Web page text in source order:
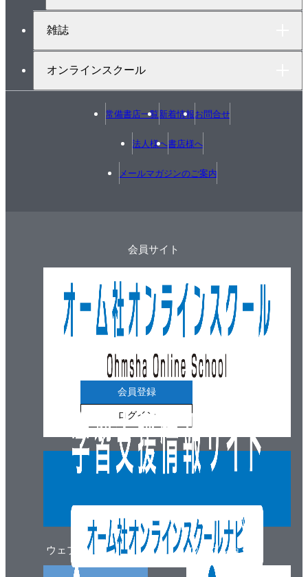
雑誌
オンラインスクール
常備書店一覧新着情報お問合せ
法人様へ書店様へ
メールマガジンのご案内
ウェブマガジン
会員サイト
会員登録
ログイン
ウェブショップ